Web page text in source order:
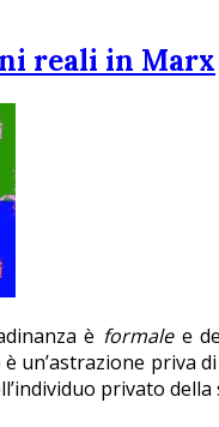
reali in Marx
è formalee
un’astrazione priva
privato